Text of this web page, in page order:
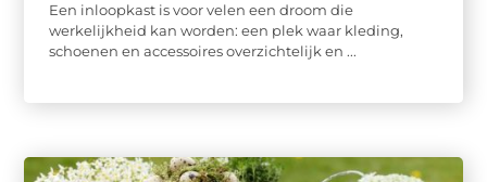
Een inloopkast is voor velen een droom die
werkelijkheid kan worden: een plek waar kleding,
schoenen en accessoires overzichtelijk en ...